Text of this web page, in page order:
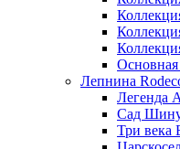
Основная
Лепнина
Легенда
Сад
Три века